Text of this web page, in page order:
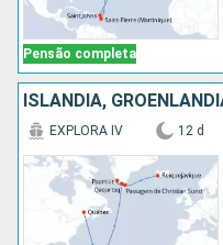
Pensão completa
EXPLORA IV 12 d